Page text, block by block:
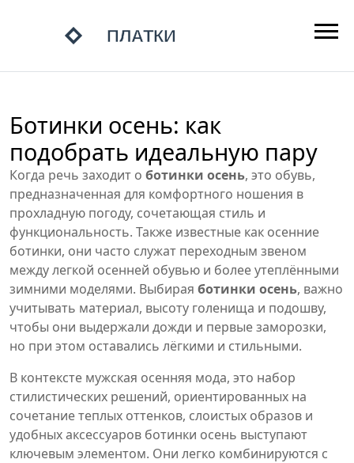
Ботинки осень: как
подобрать идеальную пару
Когда речь заходит о ботинки осень, это обувь,
предназначенная для комфортного ношения в
прохладную погоду, сочетающая стиль и
функциональность. Также известные как осенние
ботинки, они часто служат переходным звеном
между легкой осенней обувью и более утеплёнными
зимними моделями. Выбирая ботинки осень, важно
учитывать материал, высоту голенища и подошву,
чтобы они выдержали дожди и первые заморозки,
но при этом оставались лёгкими и стильными.
В контексте мужская осенняя мода, это набор
стилистических решений, ориентированных на
сочетание теплых оттенков, слоистых образов и
удобных аксессуаров ботинки осень выступают
ключевым элементом. Они легко комбинируются с